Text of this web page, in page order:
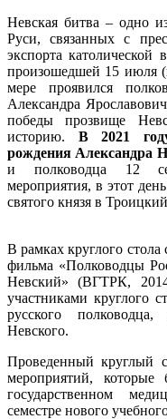
Невская битва – одно
Руси, связанных с
экспорта
произошедшей 15 июля
мере проявился
Александра
победы прозвище
историю. В 2021
рождения Александра
и полководца 12
мероприятия, в этот
святого князя в
В рамках круглого стола
фильма «Полководцы
Невский» (ВГТРК,
участниками круглого
русского
Невского.
Проведенный круглый
мероприятий, которые
государственном
семестре нового